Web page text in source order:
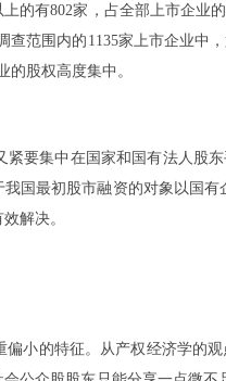
的有802家，占全部上市企业
范围内的1135家上市企业中
的股权高度集中。
要集中在国家和国有法人股
国最初股市融资的对象以国
解决。
小的特征。从产权经济学的